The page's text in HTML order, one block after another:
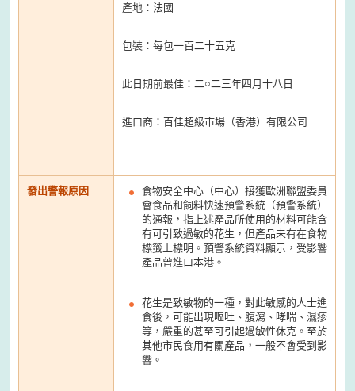
產地：法國
包裝：每包一百二十五克
此日期前最佳：二○二三年四月十八日
進口商：百佳超級市場（香港）有限公司
發出警報原因
食物安全中心（中心）接獲歐洲聯盟委員
會食品和飼料快速預警系統（預警系統）
的通報，指上述產品所使用的材料可能含
有可引致過敏的花生，但產品未有在食物
標籤上標明。預警系統資料顯示，受影響
產品曾進口本港。
花生是致敏物的一種，對此敏感的人士進
食後，可能出現嘔吐、腹瀉、哮喘、濕疹
等，嚴重的甚至可引起過敏性休克。至於
其他市民食用有關產品，一般不會受到影
響。